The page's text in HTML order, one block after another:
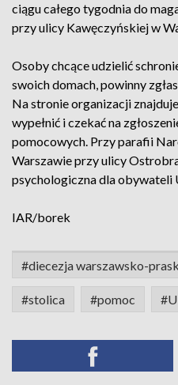
ciągu całego tygodnia do
przy ulicy Kawęczyńskiej w
Osoby chcące udzielić
swoich domach, powinny
Na stronie organizacji
wypełnić i czekać na
pomocowych. Przy parafii
Warszawie przy ulicy
psychologiczna dla obywateli
IAR/borek
#diecezja warszawsko-
#stolica #pomoc